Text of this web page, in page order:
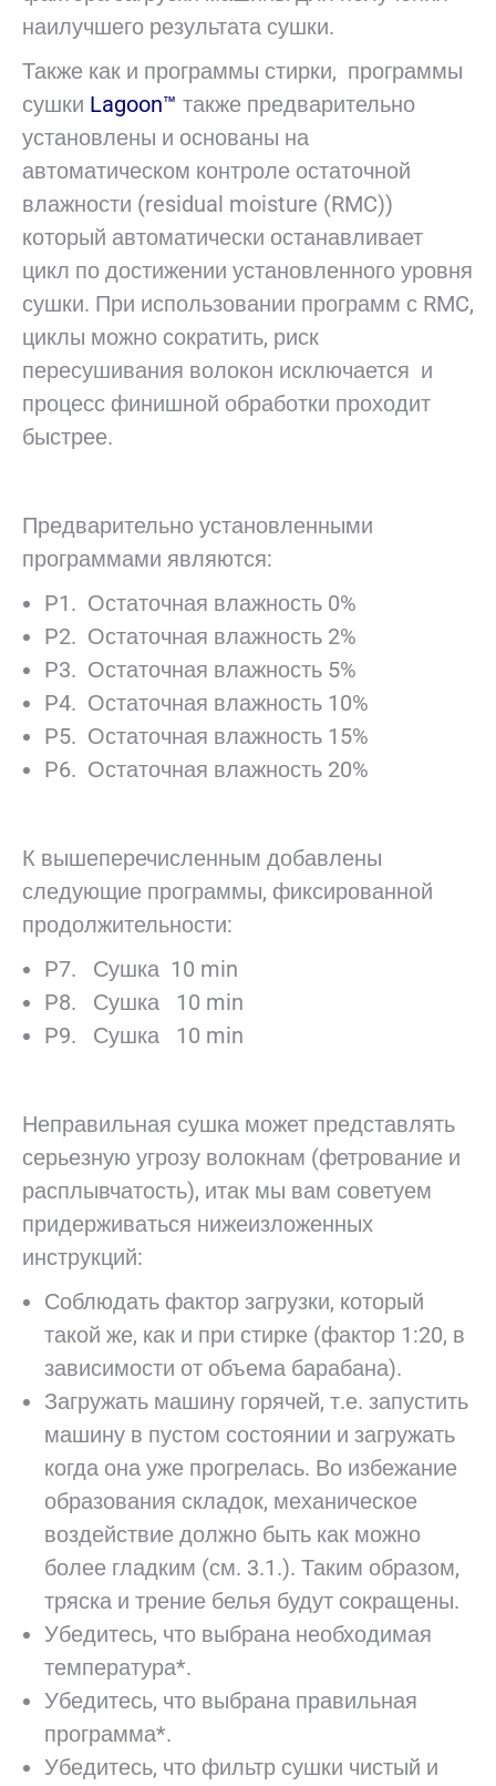
наилучшего результата сушки.
Также как и программы стирки, программы
сушки Lagoon™ также предварительно
установлены и основаны на
автоматическом контроле остаточной
влажности (residual moisture (RMC))
который автоматически останавливает
цикл по достижении установленного уровня
сушки. При использовании программ с RMC,
циклы можно сократить, риск
пересушивания волокон исключается и
процесс финишной обработки проходит
быстрее.
Предварительно установленными
программами являются:
P1. Остаточная влажность 0%
P2. Остаточная влажность 2%
P3. Остаточная влажность 5%
P4. Остаточная влажность 10%
P5. Остаточная влажность 15%
P6. Остаточная влажность 20%
К вышеперечисленным добавлены
следующие программы, фиксированной
продолжительности:
P7. Сушка 10 min
P8. Сушка 10 min
P9. Сушка 10 min
Неправильная сушка может представлять
серьезную угрозу волокнам (фетрование и
расплывчатость), итак мы вам советуем
придерживаться нижеизложенных
инструкций:
Соблюдать фактор загрузки, который
такой же, как и при стирке (фактор 1:20, в
зависимости от объема барабана).
Загружать машину горячей, т.е. запустить
машину в пустом состоянии и загружать
когда она уже прогрелась. Во избежание
образования складок, механическое
воздействие должно быть как можно
более гладким (см. 3.1.). Таким образом,
тряска и трение белья будут сокращены.
Убедитесь, что выбрана необходимая
температура*.
Убедитесь, что выбрана правильная
программа*.
Убедитесь, что фильтр сушки чистый и